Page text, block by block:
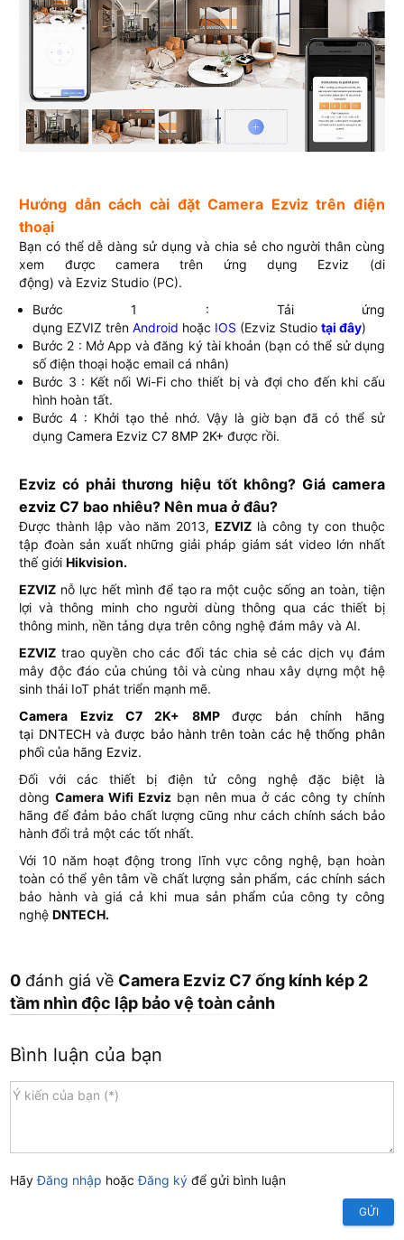
Hướng dẫn cách cài đặt Camera Ezviz trên điện
thoại
Bạn có thể dễ dàng sử dụng và chia sẻ cho người thân cùng
xem được camera trên ứng dụng Ezviz (di
động) và Ezviz Studio (PC).
Bước 1 : Tải ứng
dụng EZVIZ trênAndroid hoặc IOS (Ezviz Studiotại đây)
Bước 2 : Mở App và đăng ký tài khoản (bạn có thể sử dụng
số điện thoại hoặc email cá nhân)
Bước 3 : Kết nối Wi-Fi cho thiết bị và đợi cho đến khi cấu
hình hoàn tất.
Bước 4 : Khởi tạo thẻ nhớ. Vậy là giờ bạn đã có thể sử
dụngCamera Ezviz C7 8MP 2K+ được rồi.
Ezviz có phải thương hiệu tốt không? Giá camera
ezviz C7 bao nhiêu? Nên mua ở đâu?
Được thành lập vào năm 2013, EZVIZlà công ty con thuộc
tập đoàn sản xuất những giải pháp giám sát video lớn nhất
thế giớiHikvision.
EZVIZ nỗ lực hết mình để tạo ra một cuộc sống an toàn, tiện
lợi và thông minh cho người dùng thông qua các thiết bị
thông minh, nền tảng dựa trên công nghệ đám mây và AI.
EZVIZ trao quyền cho các đối tác chia sẻ các dịch vụ đám
mây độc đáo của chúng tôi và cùng nhau xây dựng một hệ
sinh thái IoT phát triển mạnh mẽ.
Camera Ezviz C72K+ 8MP được bán chính hãng
tại DNTECHvà được bảo hành trên toàn các hệ thống phân
phối của hãng Ezviz.
Đối với các thiết bị điện tử công nghệ đặc biệt là
dòngCamera Wifi Ezvizbạn nên mua ở các công ty chính
hãng để đảm bảo chất lượng cũng như cách chính sách bảo
hành đổi trả một các tốt nhất.
Với 10 năm hoạt động trong lĩnh vực công nghệ, bạn hoàn
toàn có thể yên tâm về chất lượng sản phẩm, các chính sách
bảo hành và giá cả khi mua sản phẩm của công ty công
nghệDNTECH.
0 đánh giá về Camera Ezviz C7 ống kính kép 2
tầm nhìn độc lập bảo vệ toàn cảnh
Bình luận của bạn
HãyĐăng nhập hoặcĐăng ký để gửi bình luận
GỬI